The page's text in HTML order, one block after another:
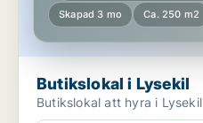
Skapad 3 mo Ca. 250 m2
Butikslokal i Lysekil
Butikslokal att hyra i Lysekil